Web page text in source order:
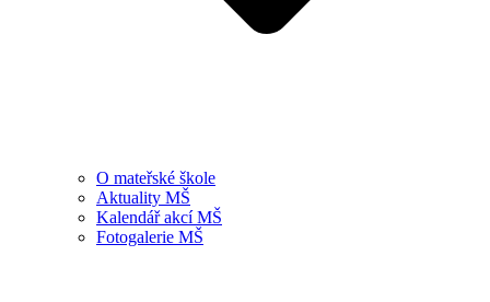
O mateřské škole
Aktuality MŠ
Kalendář akcí MŠ
Fotogalerie MŠ